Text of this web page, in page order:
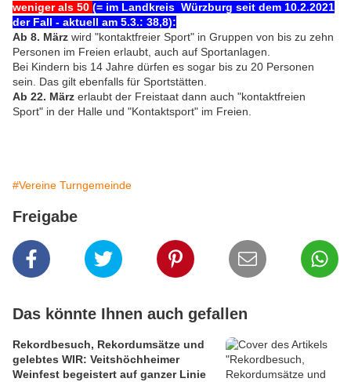
weniger als 50 (= im Landkreis Würzburg seit dem 10.2.2021
der Fall - aktuell am 5.3.: 38,8):
Ab 8. März wird "kontaktfreier Sport" in Gruppen von bis zu zehn
Personen im Freien erlaubt, auch auf Sportanlagen.
Bei Kindern bis 14 Jahre dürfen es sogar bis zu 20 Personen
sein. Das gilt ebenfalls für Sportstätten.
Ab 22. März erlaubt der Freistaat dann auch "kontaktfreien
Sport" in der Halle und "Kontaktsport" im Freien.
#Vereine Turngemeinde
Freigabe
Das könnte Ihnen auch gefallen
Rekordbesuch, Rekordumsätze und
gelebtes WIR: Veitshöchheimer
Weinfest begeistert auf ganzer Linie